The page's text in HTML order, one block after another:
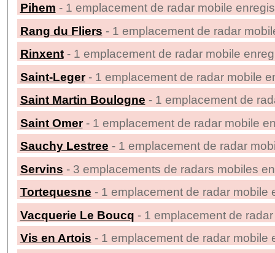
Pihem - 1 emplacement de radar mobile
Rang du Fliers - 1 emplacement de radar
Rinxent- 1 emplacement de radar mobile
Saint-Leger- 1 emplacement de radar mobile
Saint Martin Boulogne - 1 emplacement de
Saint Omer- 1 emplacement de radar mobile
Sauchy Lestree - 1 emplacement de radar
Servins - 3 emplacements de radars mobiles
Tortequesne - 1 emplacement de radar mobile
Vacquerie Le Boucq - 1 emplacement de
Vis en Artois - 1 emplacement de radar mobile